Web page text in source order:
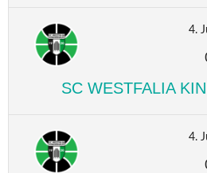
4.
SC WESTFALIA
4.